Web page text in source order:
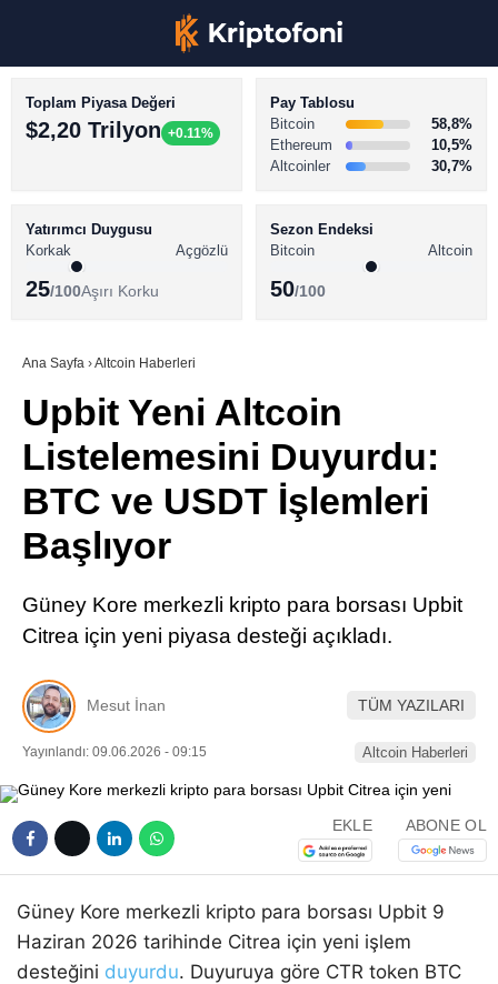
Youtube
TikTok
Telegram
BİTCOİN HABERLERİ
ALTCOİN HABERLERİ
SÖZLÜK
Toplam Piyasa Değeri
$2,20 Trilyon +0.11%
Pay Tablosu
Bitcoin
58,8%
Ethereum
10,5%
Altcoinler
30,7%
Yatırımcı Duygusu
Korkak
Açgözlü
25/100Aşırı Korku
Sezon Endeksi
Bitcoin
Altcoin
50/100
Ana Sayfa ›Altcoin Haberleri
Upbit Yeni Altcoin
Listelemesini Duyurdu:
BTC ve USDT İşlemleri
Başlıyor
Güney Kore merkezli kripto para borsası Upbit
Citrea için yeni piyasa desteği açıkladı.
Mesut İnan TÜM YAZILARI
Yayınlandı: 09.06.2026 - 09:15 Altcoin Haberleri
EKLE ABONE OL
Güney Kore merkezli kripto para borsası Upbit 9
Haziran 2026 tarihinde Citrea için yeni işlem
desteğini duyurdu. Duyuruya göre CTR token BTC